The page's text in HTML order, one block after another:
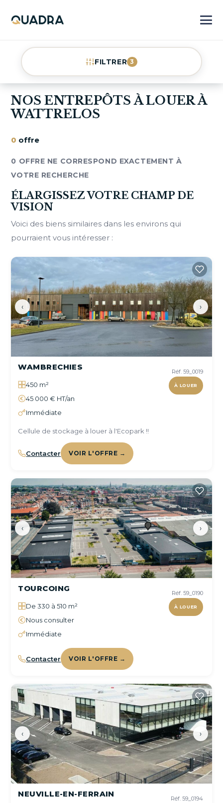
FILTRER 3
NOS ENTREPÔTS À LOUER À
WATTRELOS
0 offre
0 OFFRE NE CORRESPOND EXACTEMENT À
VOTRE RECHERCHE
ÉLARGISSEZ VOTRE CHAMP DE
VISION
Voici des biens similaires dans les environs qui
pourraient vous intéresser :
‹ ›
Réf. 59_0019
À LOUER
WAMBRECHIES
450 m²
45 000 € HT/an
Immédiate
Cellule de stockage à louer à l'Ecopark !!
Contacter VOIR L'OFFRE →
‹ ›
Réf. 59_0190
À LOUER
TOURCOING
De 330 à 510 m²
Nous consulter
Immédiate
Contacter VOIR L'OFFRE →
‹ ›
Réf. 59_0194
NEUVILLE-EN-FERRAIN